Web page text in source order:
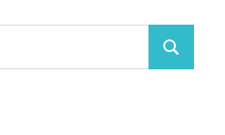
Suchen